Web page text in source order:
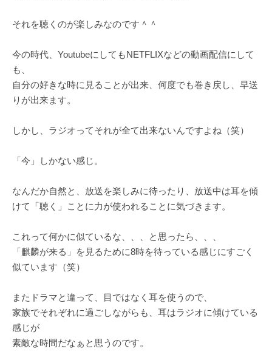
それを聴くのが楽しみなのです＾＾
今の時代、YoutubeにしてもNETFLIXなどの動画配信にして
も、
自分の好きな時に見ることが出来、何度でも巻き戻し、早送
りが出来ます。
しかし、ラジオってそれが全て出来ないんですよね（笑）
「今」しかない感じ。
なんだか自然と、放送を楽しみに待ったり、放送中は耳を傾
けて「聴く」ことに力が使われることに気づきます。
これって何かに似ているな、、、と思ったら、、、
「麒麟が来る」を見るために8時を待っている感じにすごく
似ています（笑）
またドラマと違って、目ではなく耳を使うので、
家族でそれぞれに過ごしながらも、耳はラジオに傾けている
感じが
素敵な時間だなぁと思うのです。